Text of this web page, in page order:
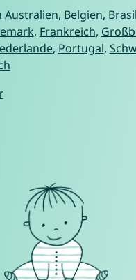
Australien, Belgien,
, Frankreich,
, Portugal,